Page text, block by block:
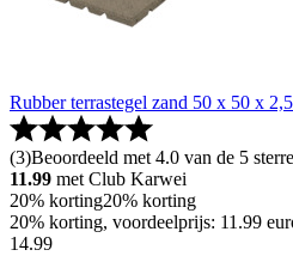
Rubber terrastegel zand 50 x 50 x
(3)Beoordeeld met 4.0 van de 5
11.99 met Club Karwei
20% korting20% korting
20% korting, voordeelprijs: 11.99
14.99